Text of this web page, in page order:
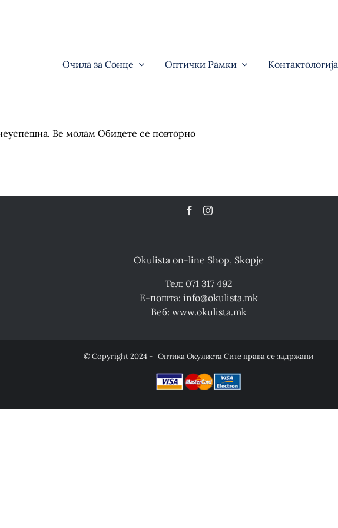
Очила за Сонце Оптички Рамки Контактологија
Ве молам Обидете се повторно
Okulista on-line Shop, Skopje
Тел: 071 317 492
Е-пошта: info@okulista.mk
Веб: www.okulista.mk
© Copyright 2024 - | Оптика Окулиста Сите права се задржани